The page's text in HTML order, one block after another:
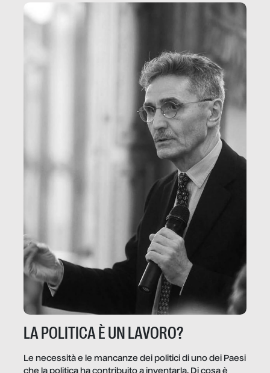
LA POLITICA È UN LAVORO?
Le necessità e le mancanze dei politici di uno dei Paesi
che la politica ha contribuito a inventarla. Di cosa è